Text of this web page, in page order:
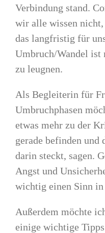
Verbindung stand.
wir alle wissen
das langfristig für
Umbruch/Wandel
zu leugnen.
Als Begleiterin für
Umbruchphasen
etwas mehr zu der
gerade befinden und
darin steckt, sagen.
Angst und
wichtig einen Sinn
Außerdem möchte
einige wichtige